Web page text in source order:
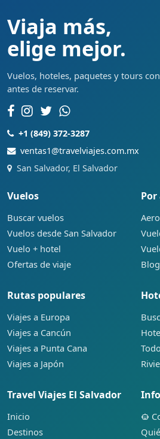
Viaja más,
elige mejor.
Vuelos, hoteles, paquetes y tours
antes de reservar.
+1 (849) 372-3287
ventas1@travelviajes.com.mx
San Salvador, El Salvador
Vuelos
Buscar vuelos
Vuelos desde San Salvador
Vuelo + hotel
Ofertas de viaje
Rutas populares
Viajes a Europa
Viajes a Cancún
Viajes a Punta Cana
Viajes a Japón
Travel Viajes El Salvador
Inicio
Destinos